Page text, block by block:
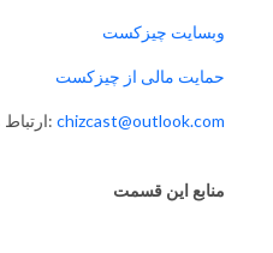
وبسایت چیزکست
حمایت مالی از چیزکست
ارتباط مستقیم: chizcast@outlook.com
منابع این قسمت